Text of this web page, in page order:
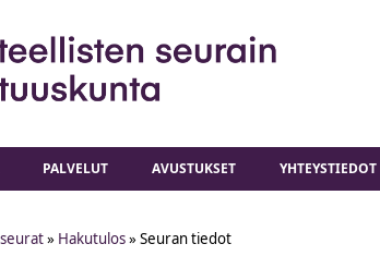
PALVELUT AVUSTUKSET YHTEYSTIEDOT
» Hakutulos» Seuran tiedot